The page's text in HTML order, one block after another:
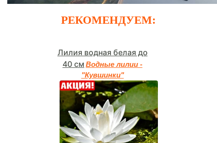
РЕКОМЕНДУЕМ:
Лилия водная белая до
40 см Водные лилии -
"Кувшинки"